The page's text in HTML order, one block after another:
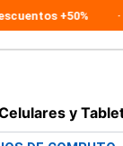
+50%
y